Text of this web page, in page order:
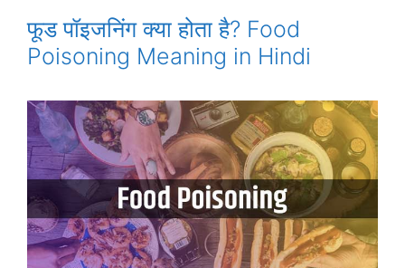
फूड पॉइजनिंग क्या होता है? Food
Poisoning Meaning in Hindi